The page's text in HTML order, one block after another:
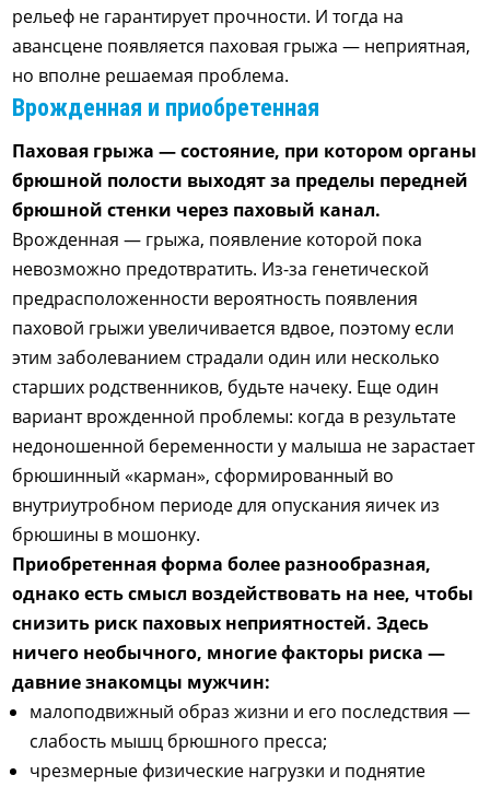
рельеф не гарантирует прочности. И тогда на
авансцене появляется паховая грыжа — неприятная,
но вполне решаемая проблема.
Врожденная и приобретенная
Паховая грыжа — состояние, при котором органы
брюшной полости выходят за пределы передней
брюшной стенки через паховый канал.
Врожденная — грыжа, появление которой пока
невозможно предотвратить. Из-за генетической
предрасположенности вероятность появления
паховой грыжи увеличивается вдвое, поэтому если
этим заболеванием страдали один или несколько
старших родственников, будьте начеку. Еще один
вариант врожденной проблемы: когда в результате
недоношенной беременности у малыша не зарастает
брюшинный «карман», сформированный во
внутриутробном периоде для опускания яичек из
брюшины в мошонку.
Приобретенная форма более разнообразная,
однако есть смысл воздействовать на нее, чтобы
снизить риск паховых неприятностей. Здесь
ничего необычного, многие факторы риска —
давние знакомцы мужчин:
малоподвижный образ жизни и его последствия —
слабость мышц брюшного пресса;
чрезмерные физические нагрузки и поднятие